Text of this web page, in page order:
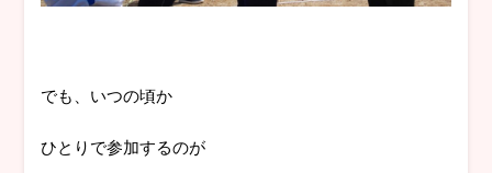
でも、いつの頃か
ひとりで参加するのが